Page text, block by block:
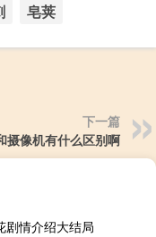
皂荚
下一篇
摄像机有什么区别啊
剧情介绍大结局